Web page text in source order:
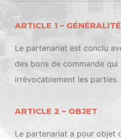
ARTICLE 1 –
Le partenariat est conclu
des bons de commande qui
irrévocablement les parties.
ARTICLE 2 – OBJET
Le partenariat a pour objet